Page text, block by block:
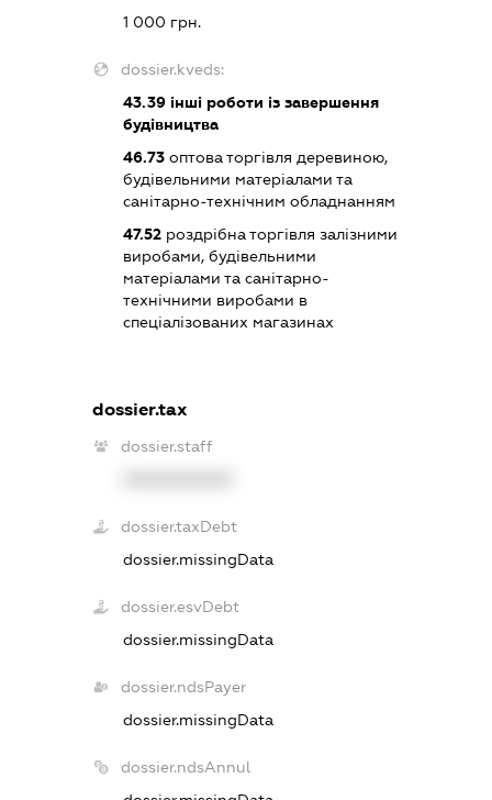
1 000 грн.
dossier.kveds:
43.39інші роботи із завершення
будівництва
46.73оптова торгівля деревиною,
будівельними матеріалами та
санітарно-технічним обладнанням
47.52роздрібна торгівля залізними
виробами, будівельними
матеріалами та санітарно-
технічними виробами в
спеціалізованих магазинах
dossier.tax
dossier.staff
dossier.taxDebt
dossier.missingData
dossier.esvDebt
dossier.missingData
dossier.ndsPayer
dossier.missingData
dossier.ndsAnnul